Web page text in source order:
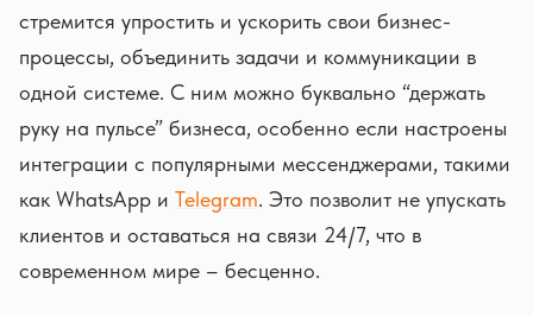
стремится упростить и ускорить свои бизнес-
процессы, объединить задачи и коммуникации в
одной системе. С ним можно буквально “держать
руку на пульсе” бизнеса, особенно если настроены
интеграции с популярными мессенджерами, такими
как WhatsApp и Telegram. Это позволит не упускать
клиентов и оставаться на связи 24/7, что в
современном мире – бесценно.